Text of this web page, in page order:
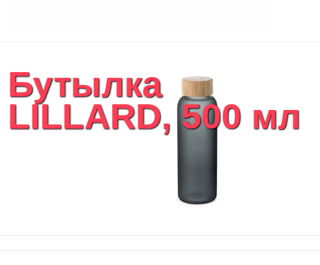
Бутылка
LILLARD, 500 мл